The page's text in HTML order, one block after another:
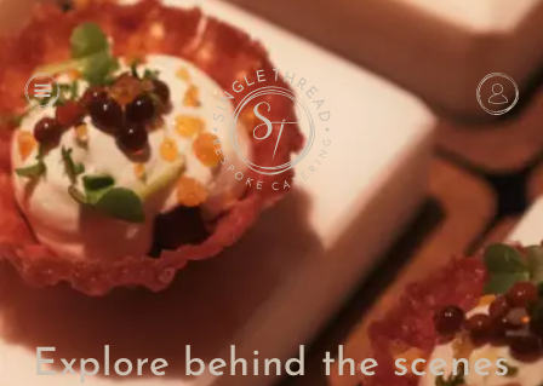
Explore behind the scenes